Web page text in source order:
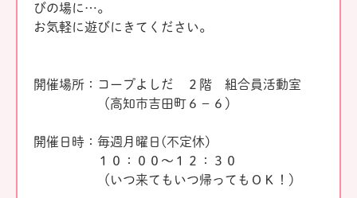
びの場に…。
お気軽に遊びにきてください。
開催場所：コープよしだ ２階 組合員活動室
（高知市吉田町６－６）
開催日時：毎週月曜日(不定休)
１０：００～１２：３０
（いつ来てもいつ帰ってもＯＫ！）